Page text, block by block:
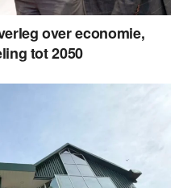
over economie,
tot 2050